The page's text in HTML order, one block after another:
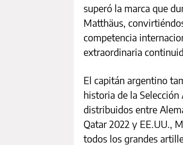
superó la marca que
Matthäus,
competencia
extraordinaria
El capitán argentino
historia de la
distribuidos entre
Qatar 2022 y EE.UU.,
todos los grandes